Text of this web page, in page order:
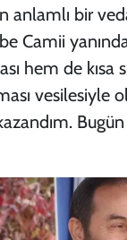
anlamlı bir
Camii
hem de
vesilesiyle